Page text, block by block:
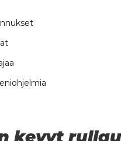
kevyt